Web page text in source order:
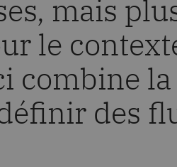
mais
le
combine
des